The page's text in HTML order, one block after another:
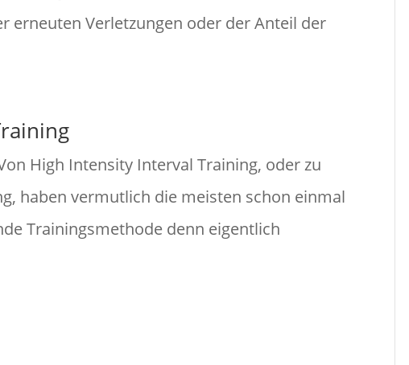
erneuten Verletzungen oder der Anteil der
High Intensity Interval Training, oder zu
haben vermutlich die meisten schon einmal
Trainingsmethode denn eigentlich